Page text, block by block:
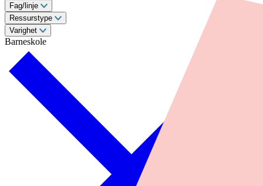
Fag/linje
Ressurstype
Varighet
Barneskole